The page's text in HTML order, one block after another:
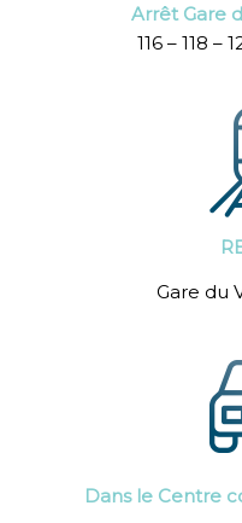
Arrêt Gare
116 – 118 –
Gare du
Dans le Centre